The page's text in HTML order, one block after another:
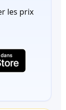
les prix